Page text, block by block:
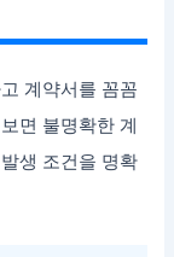
계약서를 꼼꼼
면 불명확한 계
생 조건을 명확